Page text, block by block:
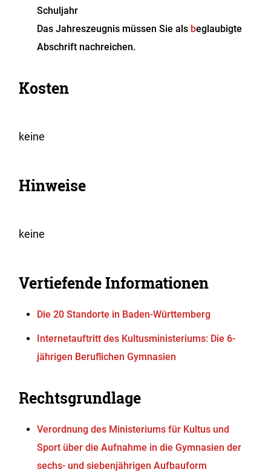
Schuljahr
Das Jahreszeugnis müssen Sie als beglaubigte
Abschrift nachreichen.
Kosten
keine
Hinweise
keine
Vertiefende Informationen
Die 20 Standorte in Baden-Württemberg
Internetauftritt des Kultusministeriums: Die 6-
jährigen Beruflichen Gymnasien
Rechtsgrundlage
Verordnung des Ministeriums für Kultus und
Sport über die Aufnahme in die Gymnasien der
sechs- und siebenjährigen Aufbauform